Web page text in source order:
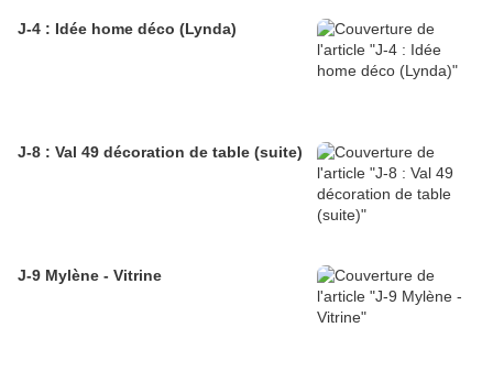
J-4 : Idée home déco (Lynda)
J-8 : Val 49 décoration de table (suite)
J-9 Mylène - Vitrine